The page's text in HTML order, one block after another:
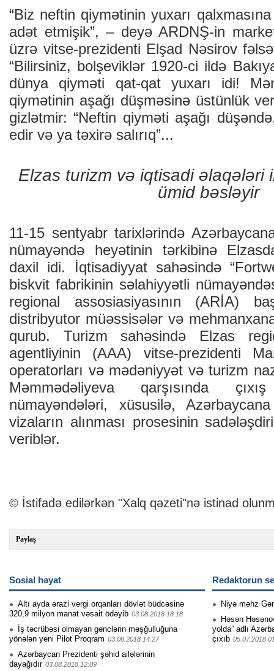
“Biz neftin qiymətinin yuxarı
adət etmişik”, – deyə ARDNŞ-in
üzrə vitse-prezidenti Elşad Nəsirov
“Bilirsiniz, bolşeviklər 1920-ci ildə
dünya qiyməti qat-qat yuxarı idi!
qiymətinin aşağı düşməsinə üstünlük
gizlətmir: “Neftin qiyməti aşağı
edir və ya təxirə salırıq”...
Elzas turizm və iqtisadi əlaqələri
ümid bəsləyir
11-15 sentyabr tarixlərində
nümayəndə heyətinin tərkibinə
daxil idi. İqtisadiyyat sahəsində
biskvit fabrikinin səlahiyyətli
regional assosiasiyasının (ARİA)
distribyutor müəssisələr və
qurub. Turizm sahəsində Elzas
agentliyinin (AAA) vitse-prezidenti
operatorları və mədəniyyət və turizm
Məmmədəliyeva qarşısında
nümayəndələri, xüsusilə,
vizaların alınması prosesinin
veriblər.
© İstifadə edilərkən "Xalq qəzeti"nə istinad
Paylaş
Sosial həyat
Altı ayda ərazi vergi orqanları dövlət büdcəsinə
320,9 milyon manat vəsait ödəyib 03.08.2018 18:18
İş təcrübəsi olmayan gənclərin məşğulluğuna
yönələn yeni Pilot Proqram 03.08.2018 14:27
Azərbaycan Prezidenti şəhid ailələrinin
dayağıdır 03.08.2018 12:09
Redaktorun
Niyə məhz
Həsən
yolda” adlı
çıxıb 05.07.2018